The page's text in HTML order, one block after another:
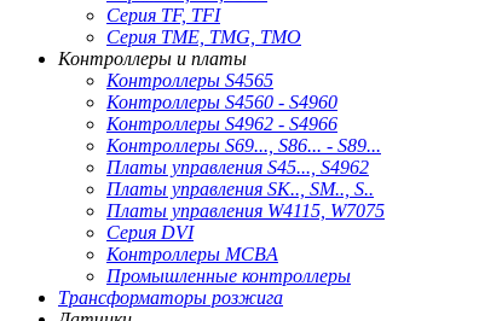
Серия TF, TFI
Серия TME, TMG, TMO
Контроллеры и платы
Контроллеры S4565
Контроллеры S4560 - S4960
Контроллеры S4962 - S4966
Контроллеры S69..., S86... - S89...
Платы управления S45..., S4962
Платы управления SK.., SM.., S..
Платы управления W4115, W7075
Серия DVI
Контроллеры MCBA
Промышленные контроллеры
Трансформаторы розжига